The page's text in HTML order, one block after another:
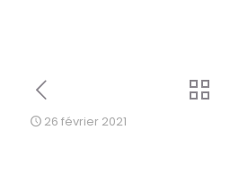
26 février 2021